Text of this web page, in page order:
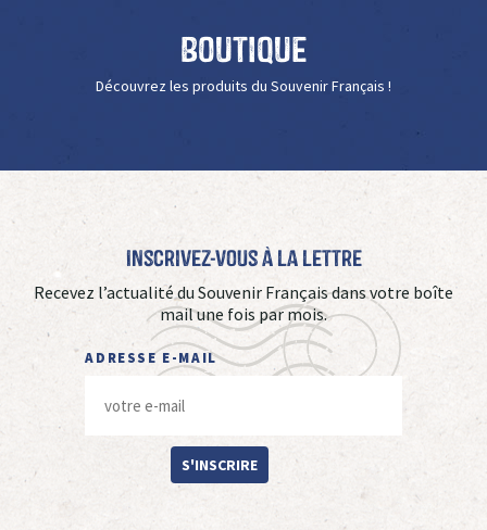
Boutique
Découvrez les produits du Souvenir Français !
Inscrivez-vous à La Lettre
Recevez l’actualité du Souvenir Français dans votre boîte
mail une fois par mois.
ADRESSE E-MAIL
S'INSCRIRE